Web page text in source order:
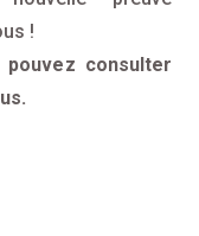
!
pouvez consulter